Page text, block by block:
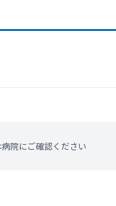
院にご確認ください